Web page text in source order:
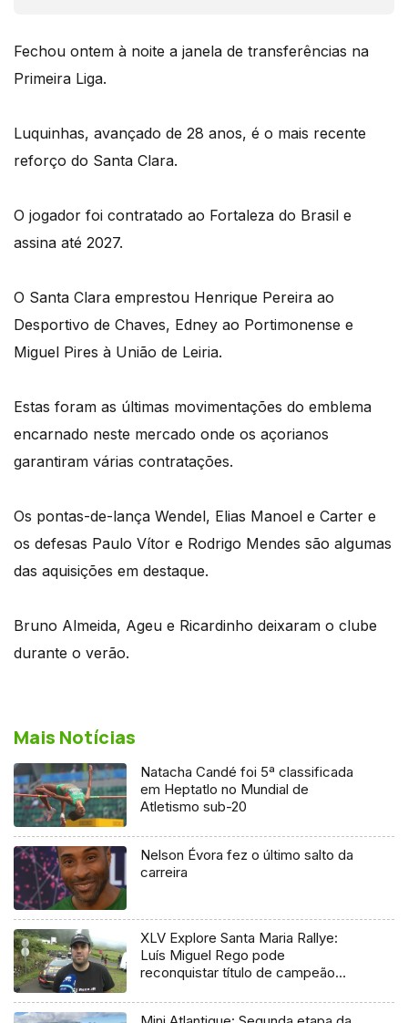
Fechou ontem à noite a janela de transferências na
Primeira Liga.
Luquinhas, avançado de 28 anos, é o mais recente
reforço do Santa Clara.
O jogador foi contratado ao Fortaleza do Brasil e
assina até 2027.
O Santa Clara emprestou Henrique Pereira ao
Desportivo de Chaves, Edney ao Portimonense e
Miguel Pires à União de Leiria.
Estas foram as últimas movimentações do emblema
encarnado neste mercado onde os açorianos
garantiram várias contratações.
Os pontas-de-lança Wendel, Elias Manoel e Carter e
os defesas Paulo Vítor e Rodrigo Mendes são algumas
das aquisições em destaque.
Bruno Almeida, Ageu e Ricardinho deixaram o clube
durante o verão.
Mais Notícias
Natacha Candé foi 5ª classificada
em Heptatlo no Mundial de
Atletismo sub-20
Nelson Évora fez o último salto da
carreira
XLV Explore Santa Maria Rallye:
Luís Miguel Rego pode
reconquistar título de campeão